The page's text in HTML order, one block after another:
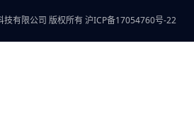
有限公司 版权所有沪ICP备17054760号-22